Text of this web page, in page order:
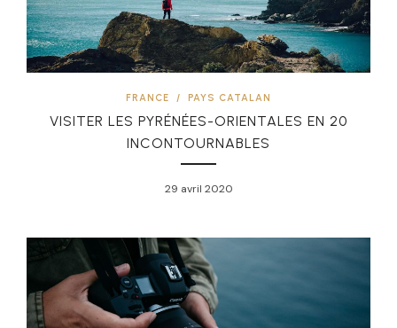
FRANCE / PAYS CATALAN
VISITER LES PYRÉNÉES-ORIENTALES EN 20
INCONTOURNABLES
29 avril 2020